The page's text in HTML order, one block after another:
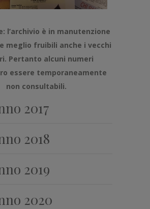
l’archivio è in manutenzione
meglio fruibili anche i vecchi
Pertanto alcuni numeri
essere temporaneamente
non consultabili.
2017
2018
2019
2020